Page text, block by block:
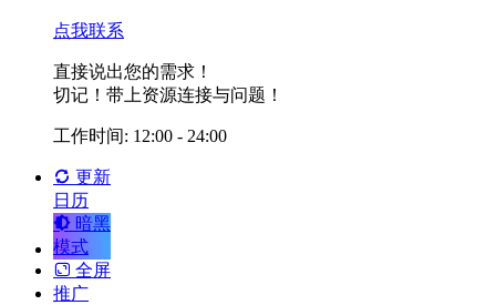
点我联系
直接说出您的需求！
切记！带上资源连接与问题！
工作时间: 12:00 - 24:00
更新
日历
暗黑
模式
全屏
推广